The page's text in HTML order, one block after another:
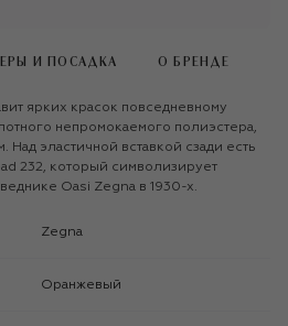
И ПОСАДКА О БРЕНДЕ
ярких красок повседневному
непромокаемого полиэстера,
Над эластичной вставкой сзади есть
232, который символизирует
Oasi Zegna в 1930-х.
Zegna
Оранжевый